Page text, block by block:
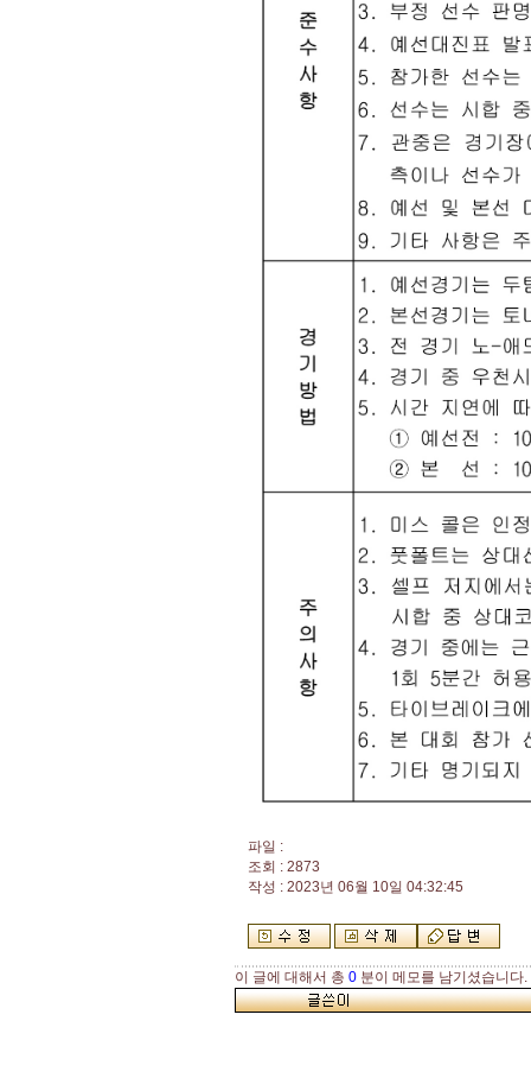
파일 :
조회 : 2873
작성 : 2023년 06월 10일 04:32:45
이 글에 대해서 총 0 분이 메모를 남기셨습니다.